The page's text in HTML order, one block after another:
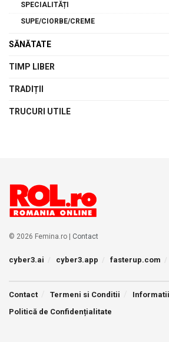
SPECIALITĂȚI
SUPE/CIORBE/CREME
SĂNĂTATE
TIMP LIBER
TRADIȚII
TRUCURI UTILE
© 2026 Femina.ro | Contact
cyber3.ai cyber3.app fasterup.com
Contact Termeni si Conditii
Politică de Confidențialitate